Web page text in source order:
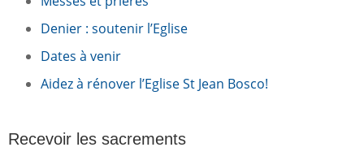
Denier : soutenir l’Eglise
Dates à venir
Aidez à rénover l’Eglise St Jean Bosco!
Recevoir les sacrements